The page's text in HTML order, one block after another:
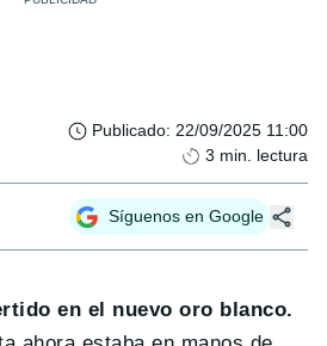
Publicado: 22/09/2025 11:00
3 min. lectura
Síguenos en Google
en el nuevo oro blanco.